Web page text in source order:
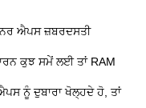
ਐਪਸ ਜ਼ਬਰਦਸਤੀ
ਕੁਝ ਸਮੇਂ ਲਈ ਤਾਂ RAM
ਨੂੰ ਦੁਬਾਰਾ ਖੋਲ੍ਹਦੇ ਹੋ, ਤਾਂ